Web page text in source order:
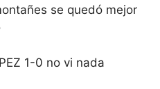
se quedó mejor
1-0 no vi nada